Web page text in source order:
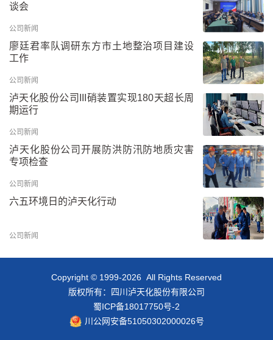
谈会
公司新闻
廖廷君率队调研东方市土地整治项目建设
工作
公司新闻
泸天化股份公司III硝装置实现180天超长周
期运行
公司新闻
泸天化股份公司开展防洪防汛防地质灾害
专项检查
公司新闻
六五环境日的泸天化行动
公司新闻
Copyright © 1999-2026 All Rights Reserved
版权所有：四川泸天化股份有限公司
蜀ICP备18017750号-2
川公网安备51050302000026号